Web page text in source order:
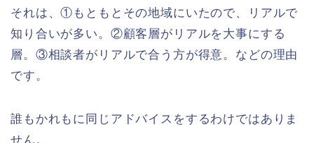
それは、①もともとその地域にいたので、リアルで
知り合いが多い。②顧客層がリアルを大事にする
層。③相談者がリアルで合う方が得意。などの理由
です。
誰もかれもに同じアドバイスをするわけではありま
せん。